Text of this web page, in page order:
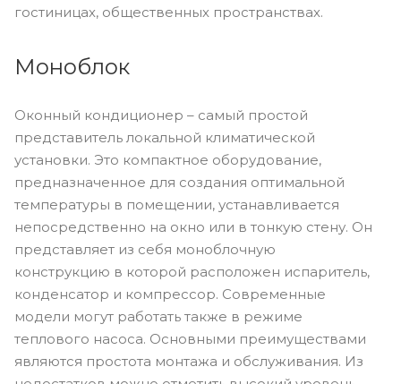
гостиницах, общественных пространствах.
Моноблок
Оконный кондиционер – самый простой
представитель локальной климатической
установки. Это компактное оборудование,
предназначенное для создания оптимальной
температуры в помещении, устанавливается
непосредственно на окно или в тонкую стену. Он
представляет из себя моноблочную
конструкцию в которой расположен испаритель,
конденсатор и компрессор. Современные
модели могут работать также в режиме
теплового насоса. Основными преимуществами
являются простота монтажа и обслуживания. Из